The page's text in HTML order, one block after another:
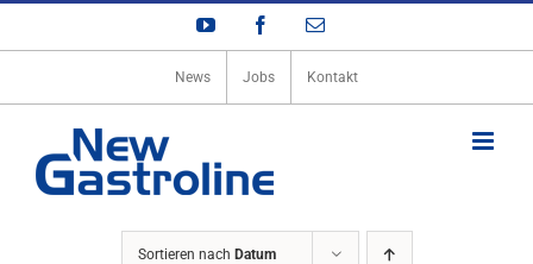
Zum
YouTube Facebook
E-
News Jobs Kontakt
Sortieren nach Datum